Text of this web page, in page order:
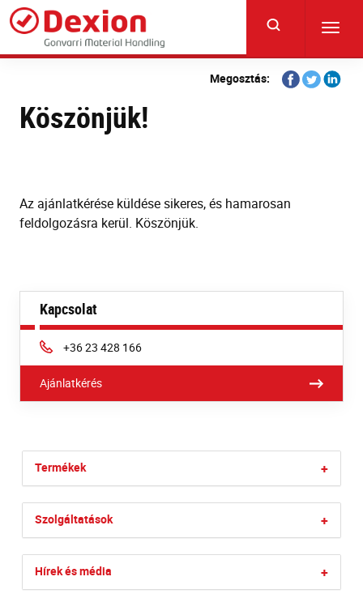
Skip
main
content
Megosztás:
Share
on
Share
on
Share
Köszönjük!
Az ajánlatkérése küldése sikeres, és hamarosan
feldolgozásra kerül. Köszönjük.
Kapcsolat
Phone:
+36 23 428 166
Ajánlatkérés
Termékek +
Szolgáltatások +
Hírek és média +